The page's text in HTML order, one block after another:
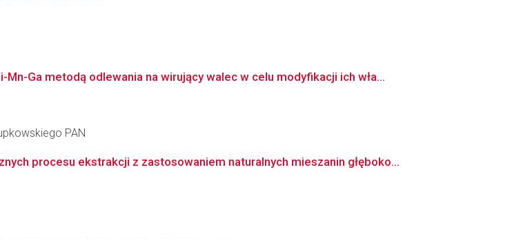
Ga metodą odlewania na wirujący walec w celu modyfikacji ich wła...
PAN
procesu ekstrakcji z zastosowaniem naturalnych mieszanin głęboko...